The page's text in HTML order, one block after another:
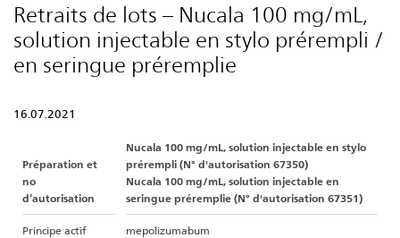
Retraits de lots – Nucala 100 mg/mL,
solution injectable en stylo prérempli /
en seringue préremplie
16.07.2021
Préparation et
no
d’autorisation
Nucala 100 mg/mL, solution injectable en stylo
prérempli (N° d'autorisation 67350)
Nucala 100 mg/mL, solution injectable en
seringue préremplie (N° d'autorisation 67351)
Principe actif mepolizumabum